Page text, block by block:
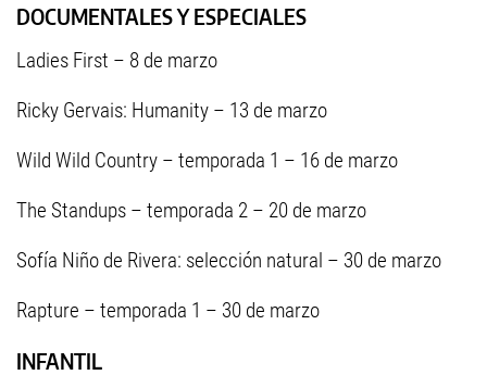
DOCUMENTALES Y ESPECIALES
Ladies First – 8 de marzo
Ricky Gervais: Humanity – 13 de marzo
Wild Wild Country – temporada 1 – 16 de marzo
The Standups – temporada 2 – 20 de marzo
Sofía Niño de Rivera: selección natural – 30 de marzo
Rapture – temporada 1 – 30 de marzo
INFANTIL